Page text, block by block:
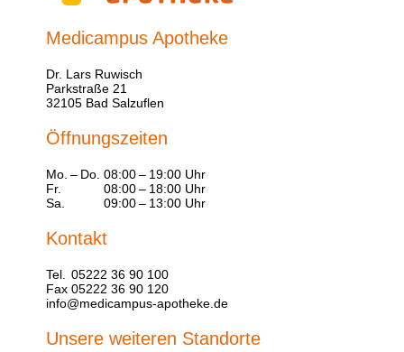
Medicampus Apotheke
Dr. Lars Ruwisch
Parkstraße 21
32105 Bad Salzuflen
Öffnungszeiten
Mo. – Do. 08:00 – 19:00 Uhr
Fr.
08:00 – 18:00 Uhr
Sa.
09:00 – 13:00 Uhr
Kontakt
Tel. 05222 36 90 100
Fax 05222 36 90 120
info@medicampus-apotheke.de
Unsere weiteren Standorte